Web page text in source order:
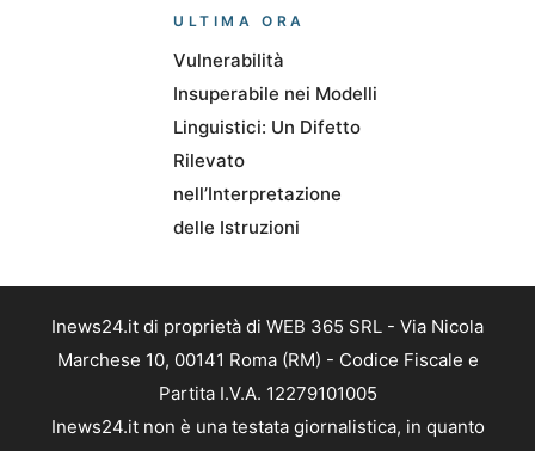
ULTIMA ORA
Vulnerabilità
Insuperabile nei Modelli
Linguistici: Un Difetto
Rilevato
nell’Interpretazione
delle Istruzioni
Inews24.it di proprietà di WEB 365 SRL - Via Nicola
Marchese 10, 00141 Roma (RM) - Codice Fiscale e
Partita I.V.A. 12279101005
Inews24.it non è una testata giornalistica, in quanto